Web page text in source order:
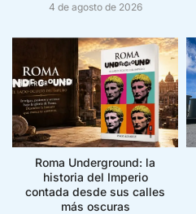
4 de agosto de 2026
Roma Underground: la
historia del Imperio
contada desde sus calles
más oscuras